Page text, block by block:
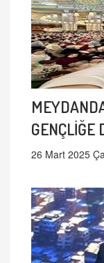
GENÇLİĞE
26 Mart 2025